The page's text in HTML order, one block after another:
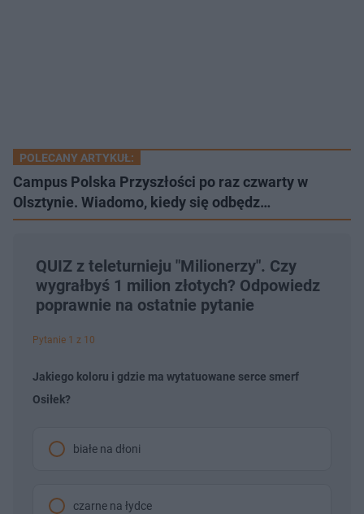
POLECANY ARTYKUŁ:
Campus Polska Przyszłości po raz czwarty w
Olsztynie. Wiadomo, kiedy się odbędz…
QUIZ z teleturnieju "Milionerzy". Czy
wygrałbyś 1 milion złotych? Odpowiedz
poprawnie na ostatnie pytanie
Pytanie 1 z 10
Jakiego koloru i gdzie ma wytatuowane serce smerf
Osiłek?
białe na dłoni
czarne na łydce